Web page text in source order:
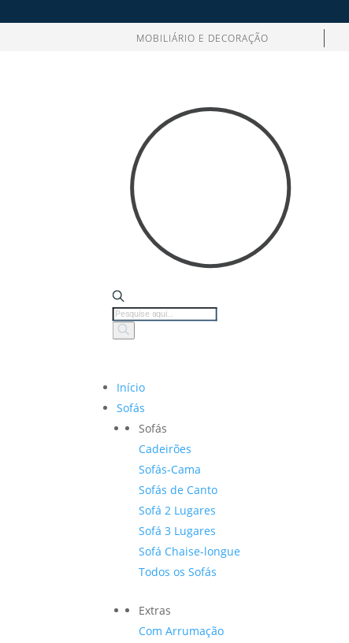
MOBILIÁRIO E DECORAÇÃO
Products
search
Início
Sofás
Sofás
Cadeirões
Sofás-Cama
Sofás de Canto
Sofá 2 Lugares
Sofá 3 Lugares
Sofá Chaise-longue
Todos os Sofás
Extras
Com Arrumação